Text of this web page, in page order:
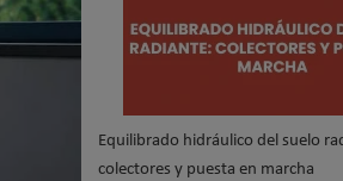
Equilibrado hidráulico del suelo
colectores y puesta en marcha